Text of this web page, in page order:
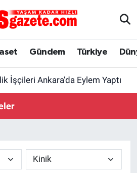
Gündem Türkiye
İşçileri Ankara’da Eylem Yaptı
Eczaneler